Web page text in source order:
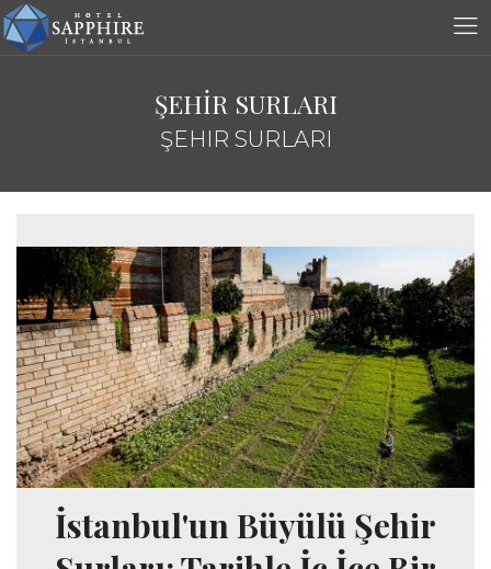
ŞEHİR SURLARI
ŞEHIR SURLARI
İstanbul'un Büyülü Şehir